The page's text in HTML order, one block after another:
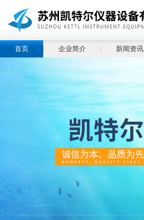
首页 企业简介 新闻资讯